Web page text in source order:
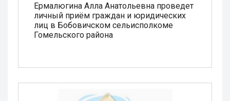
Ермалюгина Алла Анатольевна проведет
личный приём граждан и юридических
лиц в Бобовичском сельисполкоме
Гомельского района